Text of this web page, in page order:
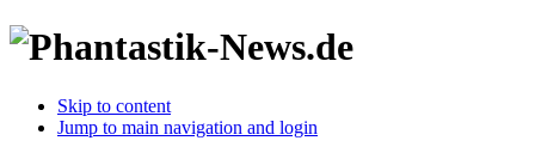
Skip to content
Jump to main navigation and login